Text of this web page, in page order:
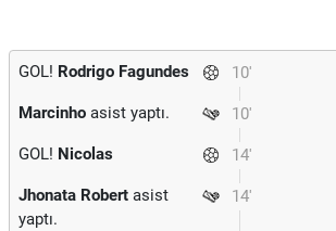
10'
GOL! Rodrigo Fagundes
10'
Marcinho asist yaptı.
14'
GOL! Nicolas
14'
Jhonata Robert asist
yaptı.